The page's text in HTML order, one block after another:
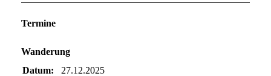
Termine
Wanderung
Datum:
27.12.2025